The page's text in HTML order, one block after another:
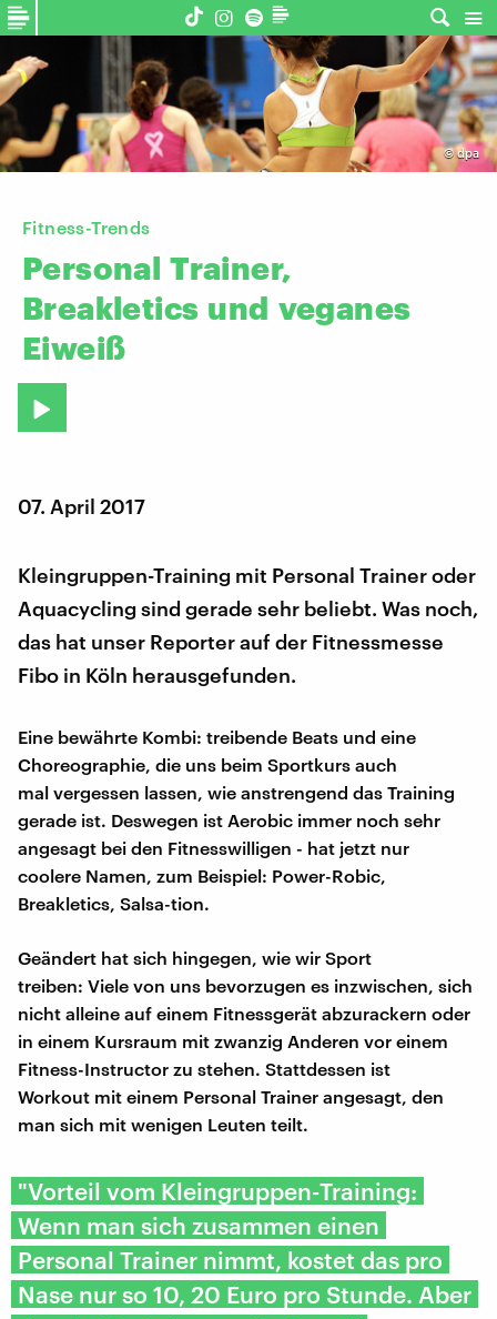
©dpa
Fitness-Trends
Personal Trainer,
Breakletics und veganes
Eiweiß
07. April 2017
Kleingruppen-Training mit Personal Trainer oder
Aquacycling sind gerade sehr beliebt. Was noch,
das hat unser Reporter auf der Fitnessmesse
Fibo in Köln herausgefunden.
Eine bewährte Kombi: treibende Beats und eine
Choreographie, die uns beim Sportkurs auch
mal vergessen lassen, wie anstrengend das Training
gerade ist. Deswegen ist Aerobic immer noch sehr
angesagt bei den Fitnesswilligen - hat jetzt nur
coolere Namen, zum Beispiel: Power-Robic,
Breakletics, Salsa-tion.
Geändert hat sich hingegen, wie wir Sport
treiben: Viele von uns bevorzugen es inzwischen, sich
nicht alleine auf einem Fitnessgerät abzurackern oder
in einem Kursraum mit zwanzig Anderen vor einem
Fitness-Instructor zu stehen. Stattdessen ist
Workout mit einem Personal Trainer angesagt, den
man sich mit wenigen Leuten teilt.
"Vorteil vom Kleingruppen-Training:
Wenn man sich zusammen einen
Personal Trainer nimmt, kostet das pro
Nase nur so 10, 20 Euro pro Stunde. Aber